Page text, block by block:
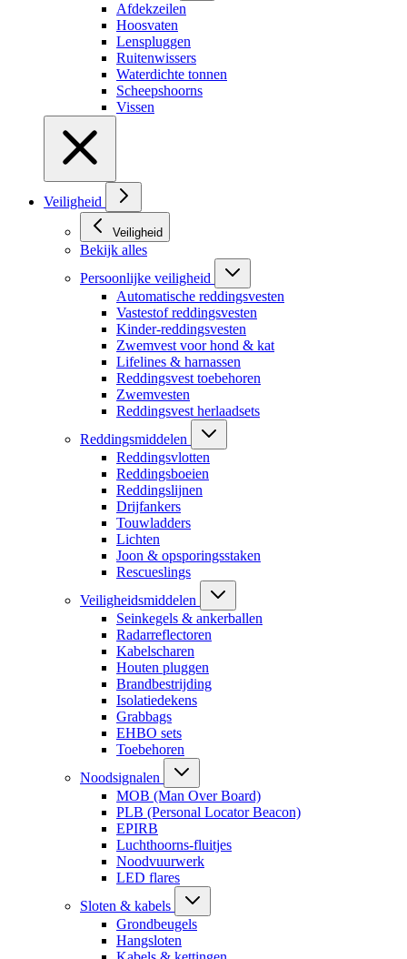
Afdekzeilen
Hoosvaten
Lenspluggen
Ruitenwissers
Waterdichte tonnen
Scheepshoorns
Vissen
Veiligheid
Veiligheid
Bekijk alles
Persoonlijke veiligheid
Automatische reddingsvesten
Vastestof reddingsvesten
Kinder-reddingsvesten
Zwemvest voor hond & kat
Lifelines & harnassen
Reddingsvest toebehoren
Zwemvesten
Reddingsvest herlaadsets
Reddingsmiddelen
Reddingsvlotten
Reddingsboeien
Reddingslijnen
Drijfankers
Touwladders
Lichten
Joon & opsporingsstaken
Rescueslings
Veiligheidsmiddelen
Seinkegels & ankerballen
Radarreflectoren
Kabelscharen
Houten pluggen
Brandbestrijding
Isolatiedekens
Grabbags
EHBO sets
Toebehoren
Noodsignalen
MOB (Man Over Board)
PLB (Personal Locator Beacon)
EPIRB
Luchthoorns-fluitjes
Noodvuurwerk
LED flares
Sloten & kabels
Grondbeugels
Hangsloten